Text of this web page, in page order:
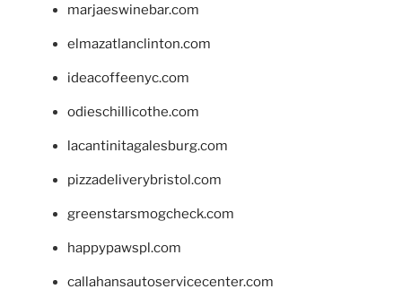
marjaeswinebar.com
elmazatlanclinton.com
ideacoffeenyc.com
odieschillicothe.com
lacantinitagalesburg.com
pizzadeliverybristol.com
greenstarsmogcheck.com
happypawspl.com
callahansautoservicecenter.com